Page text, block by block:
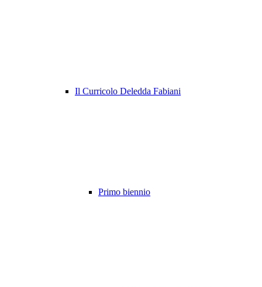
Il Curricolo Deledda Fabiani
Primo biennio